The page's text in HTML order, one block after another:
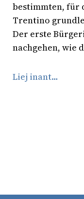
bestimmten, für
Trentino
Der erste
nachgehen, wie
Liej inant…